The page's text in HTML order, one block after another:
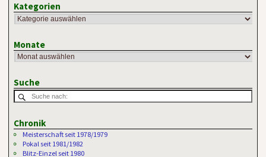
Kategorien
Monate
Suche
Chronik
Meisterschaft seit 1978/1979
Pokal seit 1981/1982
Blitz-Einzel seit 1980